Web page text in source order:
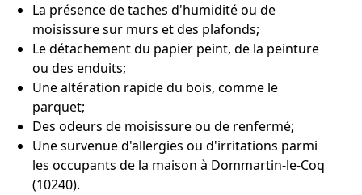
La présence de taches d'humidité ou de
moisissure sur murs et des plafonds;
Le détachement du papier peint, de la peinture
ou des enduits;
Une altération rapide du bois, comme le
parquet;
Des odeurs de moisissure ou de renfermé;
Une survenue d'allergies ou d'irritations parmi
les occupants de la maison à Dommartin-le-Coq
(10240).